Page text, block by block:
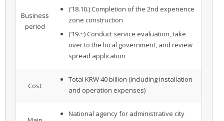
Business
period
(‘18.10.) Completion of the 2nd experience
zone construction
(‘19.~) Conduct service evaluation, take
over to the local government, and review
spread application
Cost
Total KRW 40 billion (including installation
and operation expenses)
National agency for administrative city